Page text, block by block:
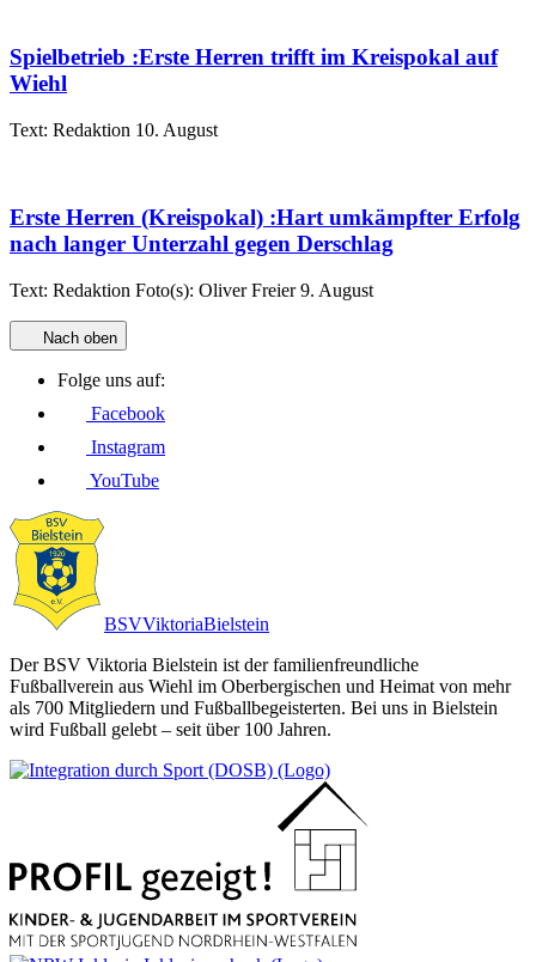
Spielbetrieb :Erste Herren trifft im Kreispokal auf
Wiehl
Text: Redaktion 10. August
Erste Herren (Kreispokal) :Hart umkämpfter Erfolg
nach langer Unterzahl gegen Derschlag
Text: Redaktion Foto(s): Oliver Freier9. August
Nach oben
Folge uns auf:
Facebook
Instagram
YouTube
BSVViktoriaBielstein
Der BSV Viktoria Bielstein ist der familienfreundliche
Fußballverein aus Wiehl im Oberbergischen und Heimat von mehr
als 700 Mitgliedern und Fußballbegeisterten. Bei uns in Bielstein
wird Fußball gelebt – seit über 100 Jahren.